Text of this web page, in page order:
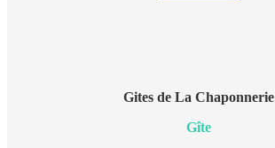
Gites de La Chaponnerie
Gîte